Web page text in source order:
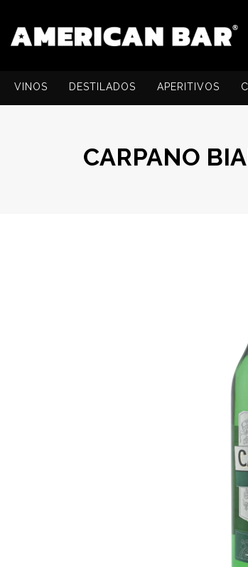
VINOS DESTILADOS APERITIVOS
CARPANO